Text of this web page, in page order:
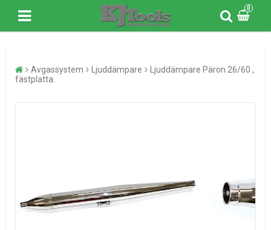
0
Avgassystem Ljuddämpare
Ljuddämpare Päron 26/60 ,
fästplatta.